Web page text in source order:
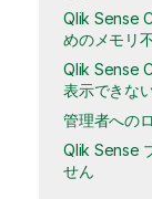
Qlik Sense
めのメモリ
Qlik Sense
表示できな
管理者への
Qlik Sense
せん